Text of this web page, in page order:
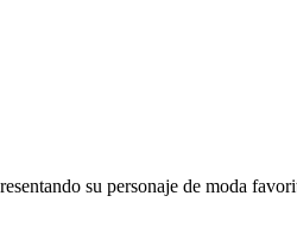
su personaje de moda